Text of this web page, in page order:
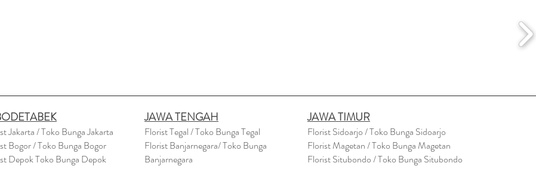
Jakarta / Toko Bunga Jakarta
Bogor / Toko Bunga Bogor
Depok Toko Bunga Depok
JAWA TENGAH
Florist Tegal / Toko Bunga Tegal
Florist Banjarnegara/ Toko Bunga
Banjarnegara
JAWA TIMUR
Florist Sidoarjo / Toko Bunga Sidoarjo
Florist Magetan / Toko Bunga Magetan
Florist Situbondo / Toko Bunga Situbondo